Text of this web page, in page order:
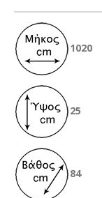
1020
25
84